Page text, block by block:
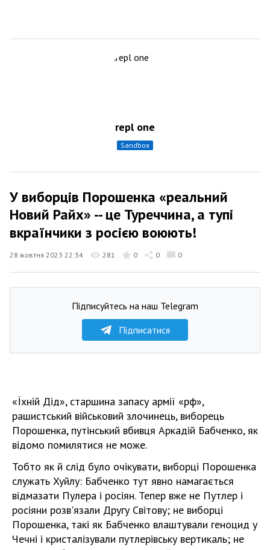
repl one
sandbox
У виборців Порошенка «реальний
Новий Райх» -- це Туреччина, а тупі
вкраїнчики з росією воюють!
28 жовтня 2023 22:34 281 0 0 0
Підписуйтесь на наш Telegram
Підписатися
«Їхній Дід», старшина запасу армії «рф»,
рашистський військовий злочинець, виборець
Порошенка, путінський вбивця Аркадій Бабченко, як
відомо помилятися не може.
Тобто як й слід було очікувати, виборці Порошенка
служать Хуйлу: Бабченко тут явно намагається
відмазати Пулера і росіян. Тепер вже не Путлер і
росіяни розв'язали Другу Світову; не виборці
Порошенка, такі як Бабченко влаштували геноцид у
Чечні і кристалізували путлерівську вертикаль; не